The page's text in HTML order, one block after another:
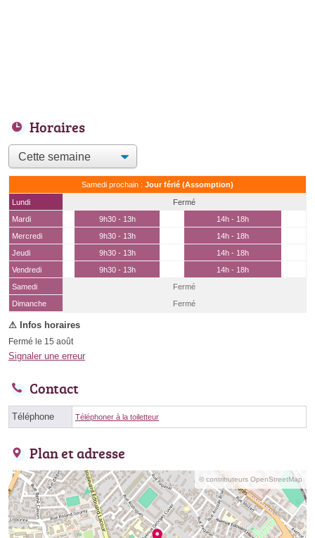
Horaires
Samedi prochain : Jour férié (Assomption)
Lundi
Fermé
Mardi
9h30 - 13h
14h - 18h
Mercredi
9h30 - 13h
14h - 18h
Jeudi
9h30 - 13h
14h - 18h
Vendredi
9h30 - 13h
14h - 18h
Samedi
(15 août)
Fermé
Dimanche
Fermé
Fermé le 15 août
Signaler une erreur
Contact
Téléphone Téléphoner à la toiletteur
Plan et adresse
© contributeurs OpenStreetMap